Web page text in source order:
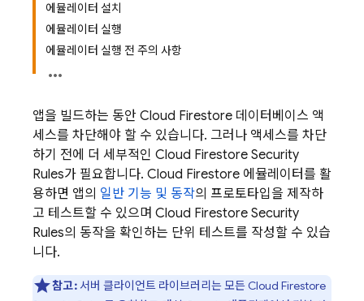
에뮬레이터 설치
에뮬레이터 실행
에뮬레이터 실행 전 주의 사항
앱을 빌드하는 동안 Cloud Firestore 데이터베이스 액
세스를 차단해야 할 수 있습니다. 그러나 액세스를 차단
하기 전에 더 세부적인 Cloud Firestore Security
Rules가 필요합니다. Cloud Firestore 에뮬레이터를 활
용하면 앱의 일반 기능 및 동작의 프로토타입을 제작하
고 테스트할 수 있으며 Cloud Firestore Security
Rules의 동작을 확인하는 단위 테스트를 작성할 수 있습
니다.
참고:서버 클라이언트 라이브러리는 모든 Cloud Firestore